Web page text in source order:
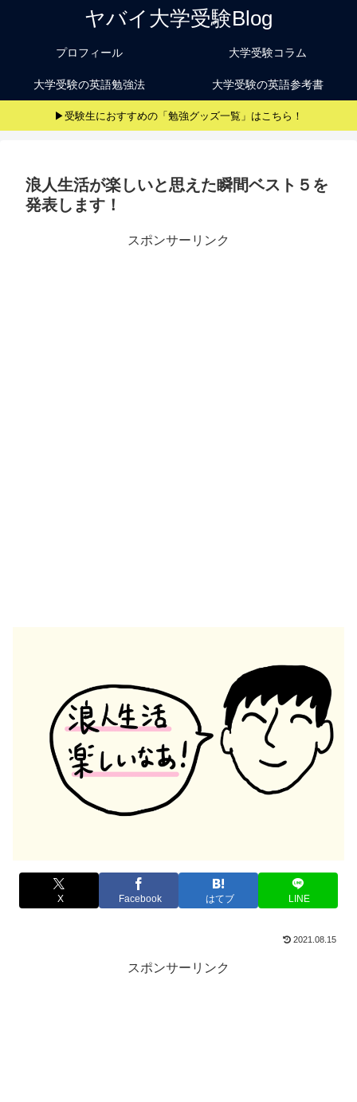
ヤバイ大学受験Blog
プロフィール 大学受験コラム
大学受験の英語勉強法 大学受験の英語参考書
▶受験生におすすめの「勉強グッズ一覧」はこちら！
浪人生活が楽しいと思えた瞬間ベスト５を
発表します！
スポンサーリンク
X Facebook はてブ LINE
2021.08.15
スポンサーリンク